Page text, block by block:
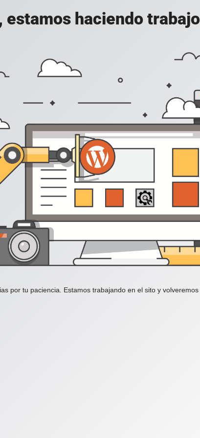
estamos haciendo
por tu paciencia. Estamos trabajando en el sito y volveremos